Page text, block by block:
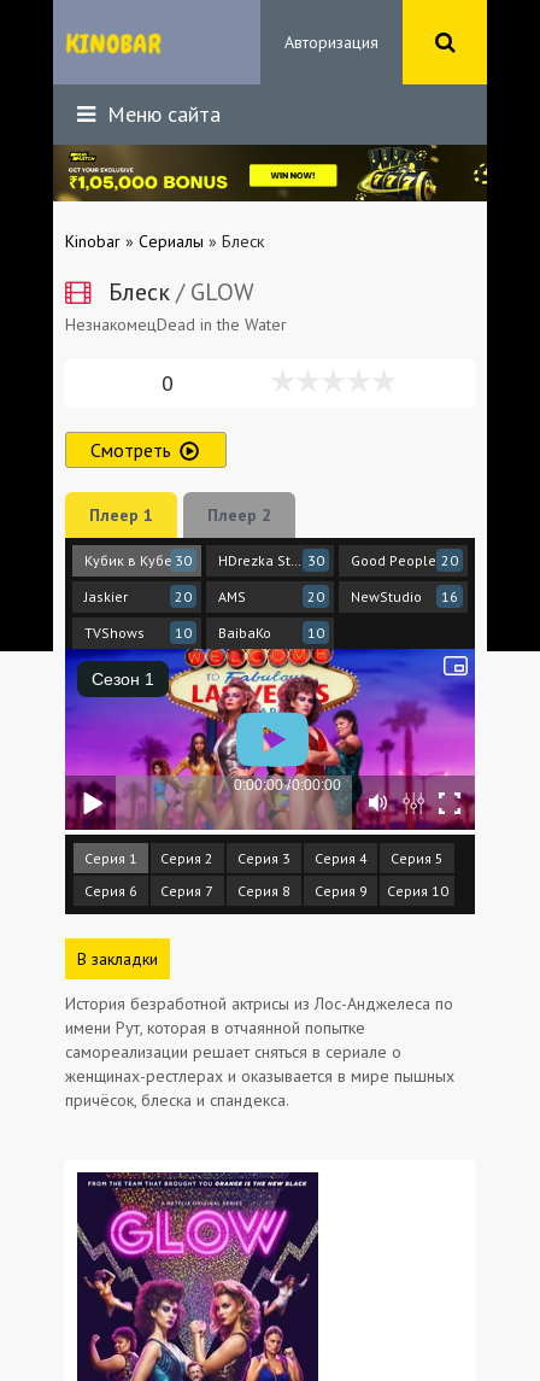
Авторизация
Меню сайта
Kinobar » Сериалы » Блеск
Блеск/ GLOW
НезнакомецDead in the Water
0
Смотреть
Плеер 1 Плеер 2
Кубик в Кубе 30 HDrezka Studio 30 Good People 20
Jaskier
20 AMS 20 NewStudio
16
TVShows
10 BaibaKo 10
Серия 1 Серия 2 Серия 3 Серия 4
Серия 5
Серия 6
Серия 7 Серия 8 Серия 9 Серия 10
В закладки
История безработной актрисы из Лос-Анджелеса по
имени Рут, которая в отчаянной попытке
самореализации решает сняться в сериале о
женщинах-рестлерах и оказывается в мире пышных
причёсок, блеска и спандекса.